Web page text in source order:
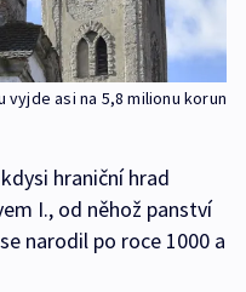
asi na 5,8 milionu korun
hraniční hrad
I., od něhož panství
narodil po roce 1000 a